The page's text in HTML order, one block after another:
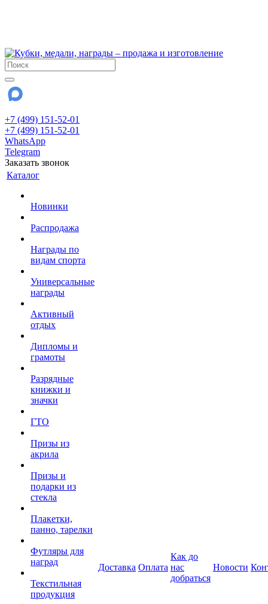
+7 (499) 151-52-01
+7 (499) 151-52-01
WhatsApp
Telegram
Заказать звонок
Каталог
Новинки
Распродажа
Награды по
видам спорта
Универсальные
награды
Активный
отдых
Дипломы и
грамоты
Разрядные
книжки и
значки
ГТО
Призы из
акрила
Призы и
подарки из
стекла
Плакетки,
панно, тарелки
Футляры для
наград
Текстильная
продукция
Доставка Оплата
Как до
нас
добраться
Новости